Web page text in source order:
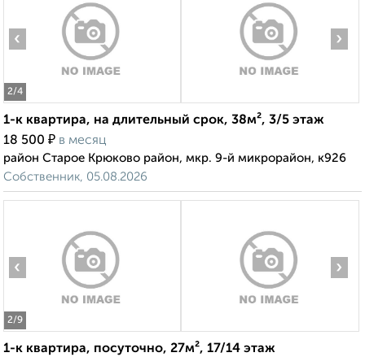
2/4
‹ ›
1-к квартира, на длительный срок, 38м², 3/5 этаж
18 500 ₽ в месяц
район Старое Крюково район, мкр. 9-й микрорайон, к926
Собственник, 05.08.2026
2/9
‹ ›
1-к квартира, посуточно, 27м², 17/14 этаж